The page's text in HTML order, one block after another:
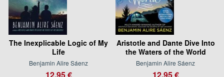
The Inexplicable Logic of My
Life
Benjamin Alire Sáenz
12.95 €
Aristotle and Dante Dive Into
the Waters of the World
Benjamin Alire Sáenz
12.95 €